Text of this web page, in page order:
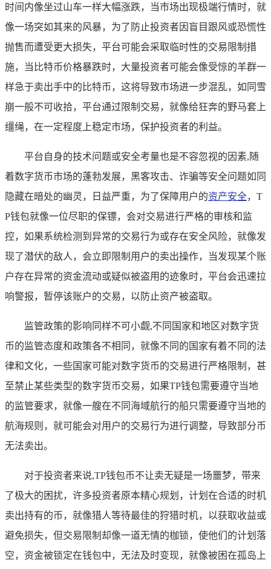
时间内像坐过山车一样大幅涨跌，当市场出现极端行情时，就
像一场突如其来的风暴，为了防止投资者因盲目跟风或恐慌性
抛售而遭受更大损失，平台可能会采取临时性的交易限制措
施，当比特币价格暴跌时，大量投资者可能会像受惊的羊群一
样急于卖出手中的比特币，这将导致市场进一步混乱，如同雪
崩一般不可收拾，平台通过限制交易，就像给狂奔的野马套上
缰绳，在一定程度上稳定市场，保护投资者的利益。
平台自身的技术问题或安全考量也是不容忽视的因素,随
着数字货币市场的蓬勃发展，黑客攻击、诈骗等安全问题如同
隐藏在暗处的幽灵，日益严重，为了保障用户的资产安全，T
P钱包就像一位尽职的保镖，会对交易进行严格的审核和监
控，如果系统检测到异常的交易行为或存在安全风险，就像发
现了潜伏的敌人，会立即限制用户的卖出操作，当发现某个账
户存在异常的资金流动或疑似被盗用的迹象时，平台会迅速拉
响警报，暂停该账户的交易，以防止资产被盗取。
监管政策的影响同样不可小觑,不同国家和地区对数字货
币的监管态度和政策各不相同，就像不同的国家有着不同的法
律和文化，一些国家可能对数字货币的交易进行严格限制，甚
至禁止某些类型的数字货币交易，如果TP钱包需要遵守当地
的监管要求，就像一艘在不同海域航行的船只需要遵守当地的
航海规则，就可能会对用户的交易行为进行调整，导致部分币
无法卖出。
对于投资者来说,TP钱包币不让卖无疑是一场噩梦，带来
了极大的困扰，许多投资者原本精心规划，计划在合适的时机
卖出持有的币，就像猎人等待最佳的狩猎时机，以获取收益或
避免损失，但交易限制却像一道无情的枷锁，使他们的计划落
空，资金被锁定在钱包中，无法及时变现，就像被困在孤岛上